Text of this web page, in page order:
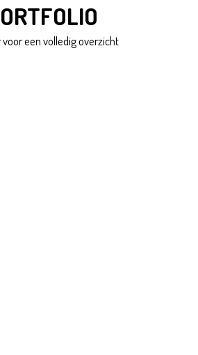
voor een volledig overzicht